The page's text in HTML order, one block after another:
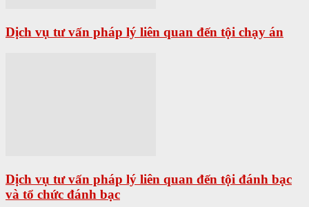
Dịch vụ tư vấn pháp lý liên quan đến tội chạy án
Dịch vụ tư vấn pháp lý liên quan đến tội đánh bạc
và tổ chức đánh bạc